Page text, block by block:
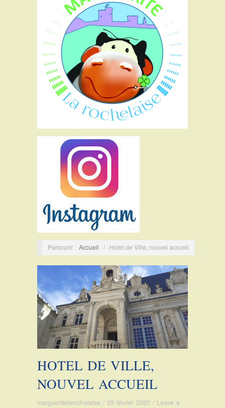
Parcourir : Accueil / Hotel de Ville, nouvel accueil
HOTEL DE VILLE,
NOUVEL ACCUEIL
margueritelarochelaise / 29 février 2020 / Leave a